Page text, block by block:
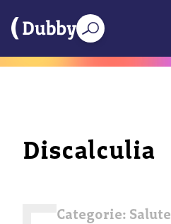
Discalculia
Categorie: Salute